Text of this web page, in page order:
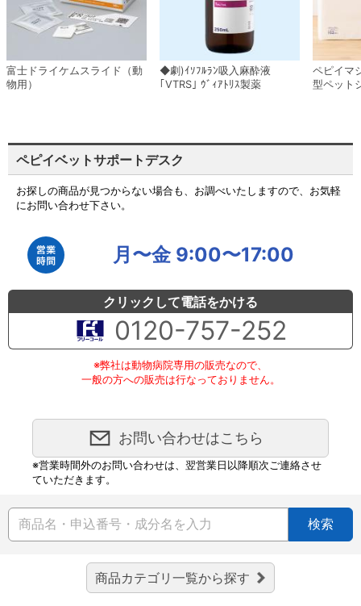
富士ドライケムスライド（動
物用）
◆劇)ｲｿﾌﾙﾗﾝ吸入麻酔液
｢VTRS｣ ｳﾞｨｱﾄﾘｽ製薬
ペピイマ
型ペット
ペピイベットサポートデスク
お探しの商品が見つからない場合も、お調べいたしますので、お気軽
にお問い合わせ下さい。
月〜金 9:00〜17:00
クリックして電話をかける
0120-757-252
※弊社は動物病院専用の販売なので、
一般の方への販売は行なっておりません。
お問い合わせはこちら
※営業時間外のお問い合わせは、翌営業日以降順次ご連絡させ
ていただきます。
検索
商品カテゴリ一覧から探す